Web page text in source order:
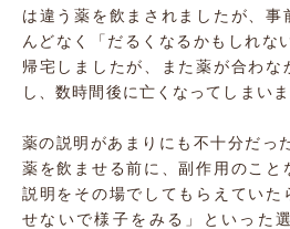
は違う薬を飲まされましたが、事
んどなく「だるくなるかもしれな
帰宅しましたが、また薬が合わな
し、数時間後に亡くなってしまいま
薬の説明があまりにも不十分だっ
薬を飲ませる前に、副作用のこと
説明をその場でしてもらえていた
せないで様子をみる」といった